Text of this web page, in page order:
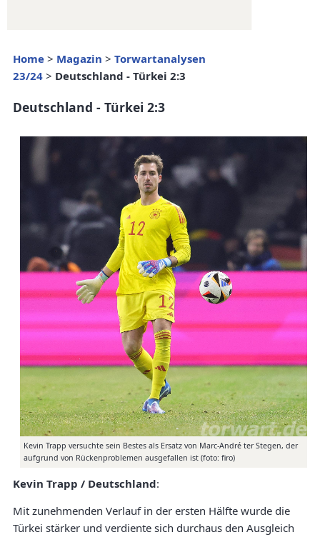
Home > Magazin > Torwartanalysen
23/24 > Deutschland - Türkei 2:3
Deutschland - Türkei 2:3
Kevin Trapp versuchte sein Bestes als Ersatz von Marc-André ter Stegen, der
aufgrund von Rückenproblemen ausgefallen ist (foto: firo)
Kevin Trapp / Deutschland:
Mit zunehmenden Verlauf in der ersten Hälfte wurde die
Türkei stärker und verdiente sich durchaus den Ausgleich